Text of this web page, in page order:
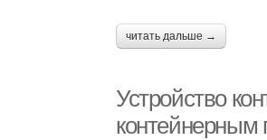
читать дальше →
Устройство